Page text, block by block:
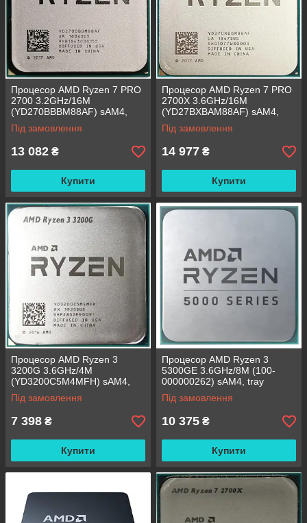
Процесор AMD Ryzen 7 PRO
2700 3.2GHz/16M
(YD270BBBM88AF) sAM4,
tray
Під замовлення
13 082 ₴
Купити
Процесор AMD Ryzen 7 PRO
2700X 3.6GHz/16M
(YD27BXBAM88AF) sAM4,
tray
Під замовлення
14 977 ₴
Купити
Процесор AMD Ryzen 3
3200G 3.6GHz/4M
(YD3200C5M4MFH) sAM4,
tray
Під замовлення
7 398 ₴
Купити
Процесор AMD Ryzen 3
5300GE 3.6GHz/8M (100-
000000262) sAM4, tray
Під замовлення
10 375 ₴
Купити